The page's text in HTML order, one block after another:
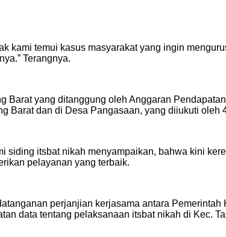
kami temui kasus masyarakat yang ingin
Terangnya.
Barat yang ditanggung oleh Anggaran
Barat dan di Desa Pangasaan, yang diiukuti
siding itsbat nikah menyampaikan, bahwa kini
pelayanan yang terbaik.
perjanjian kerjasama antara
data tentang pelaksanaan itsbat nikah di Kec.